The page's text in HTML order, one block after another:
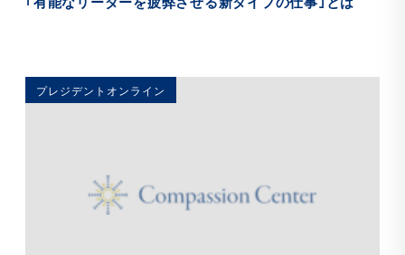
プレジデントオンライン